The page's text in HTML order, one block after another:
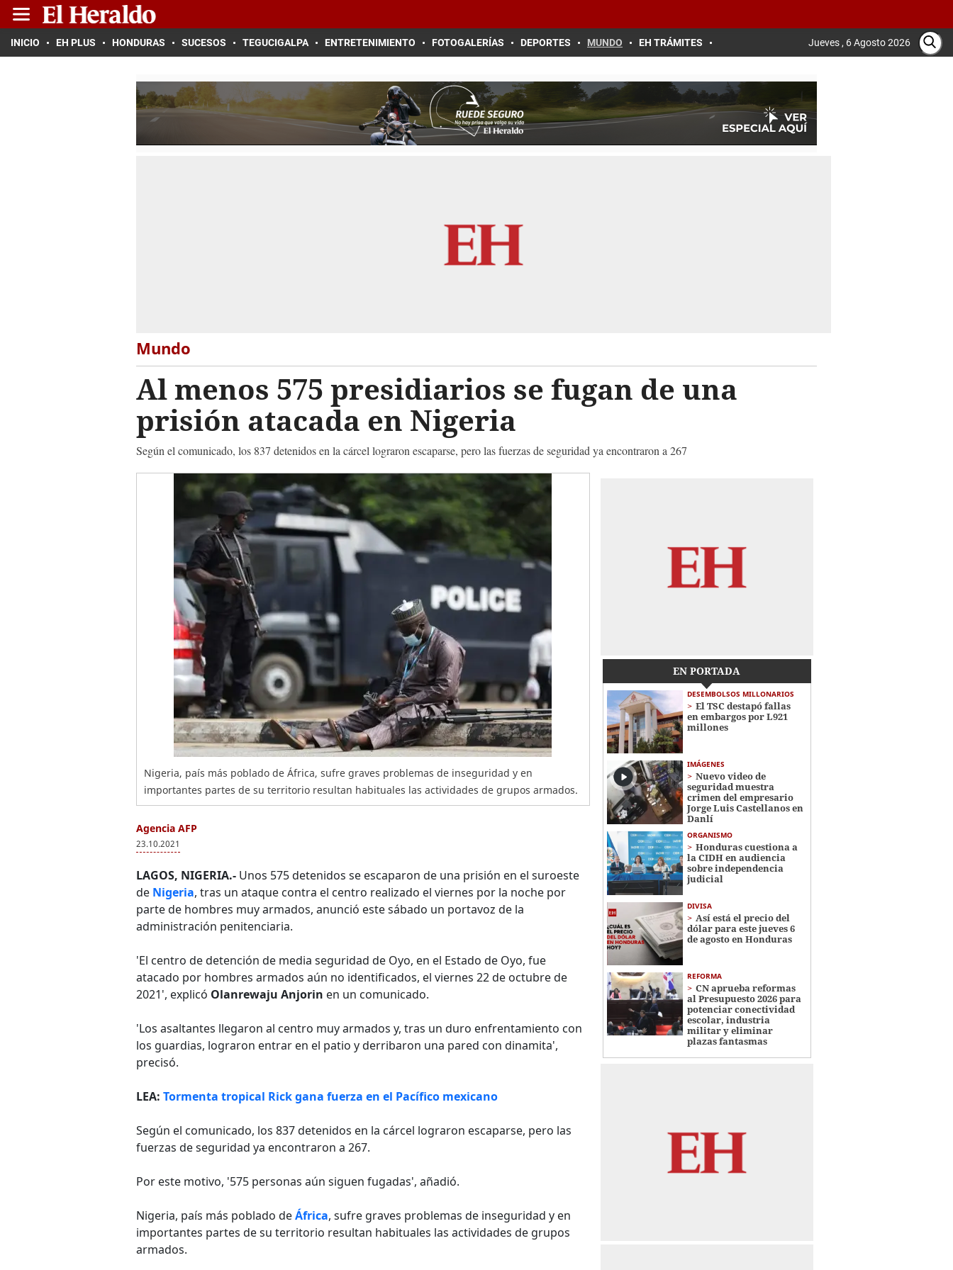
INICIO EH PLUS HONDURAS SUCESOS TEGUCIGALPA ENTRETENIMIENTO FOTOGALERÍAS DEPORTES MUNDO EH TRÁMITES Jueves , 6 Agosto 2026
Mundo
Al menos 575 presidiarios se fugan de una
prisión atacada en Nigeria
Según el comunicado, los 837 detenidos en la cárcel lograron escaparse, pero las fuerzas de seguridad ya encontraron a 267
Nigeria, país más poblado de África, sufre graves problemas de inseguridad y en
importantes partes de su territorio resultan habituales las actividades de grupos armados.
Agencia AFP
23.10.2021
LAGOS, NIGERIA.- Unos 575 detenidos se escaparon de una prisión en el suroeste
de Nigeria, tras un ataque contra el centro realizado el viernes por la noche por
parte de hombres muy armados, anunció este sábado un portavoz de la
administración penitenciaria.
'El centro de detención de media seguridad de Oyo, en el Estado de Oyo, fue
atacado por hombres armados aún no identificados, el viernes 22 de octubre de
2021', explicó Olanrewaju Anjorin en un comunicado.
'Los asaltantes llegaron al centro muy armados y, tras un duro enfrentamiento con
los guardias, lograron entrar en el patio y derribaron una pared con dinamita',
precisó.
LEA: Tormenta tropical Rick gana fuerza en el Pacífico mexicano
Según el comunicado, los 837 detenidos en la cárcel lograron escaparse, pero las
fuerzas de seguridad ya encontraron a 267.
Por este motivo, '575 personas aún siguen fugadas', añadió.
Nigeria, país más poblado deÁfrica, sufre graves problemas de inseguridad y en
importantes partes de su territorio resultan habituales las actividades de grupos
armados.
EN PORTADA
DESEMBOLSOS MILLONARIOS
El TSC destapó fallas
en embargos por L921
millones
IMÁGENES
Nuevo video de
seguridad muestra
crimen del empresario
Jorge Luis Castellanos en
Danlí
ORGANISMO
Honduras cuestiona a
la CIDH en audiencia
sobre independencia
judicial
DIVISA
Así está el precio del
dólar para este jueves 6
de agosto en Honduras
REFORMA
CN aprueba reformas
al Presupuesto 2026 para
potenciar conectividad
escolar, industria
militar y eliminar
plazas fantasmas